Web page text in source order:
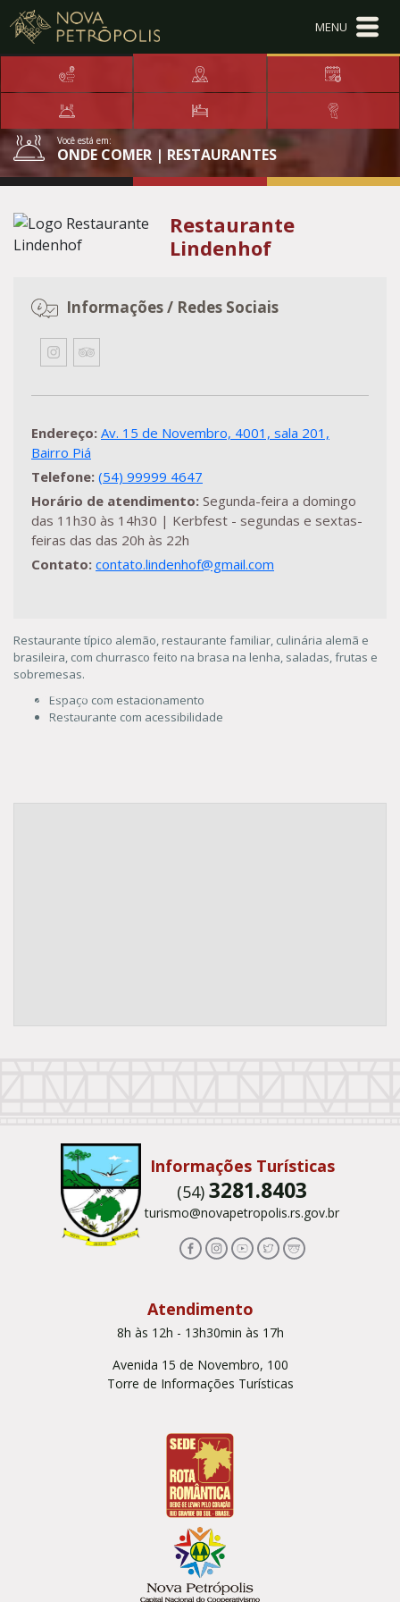
Ir para conteúdo principal
Conteúdo Menu
Conteúdo Principal
Você está em:
ONDE COMER | RESTAURANTES
Restaurante
Lindenhof
Informações / Redes Sociais
Endereço: Av. 15 de Novembro, 4001, sala 201,
Bairro Piá
Telefone: (54) 99999 4647
Horário de atendimento: Segunda-feira a domingo
das 11h30 às 14h30 | Kerbfest - segundas e sextas-
feiras das das 20h às 22h
Contato: contato.lindenhof@gmail.com
Restaurante típico alemão, restaurante familiar, culinária alemã e
brasileira, com churrasco feito na brasa na lenha, saladas, frutas e
sobremesas.
Espaço com estacionamento
Restaurante com acessibilidade
Informações Turísticas
(54)3281.8403
turismo@novapetropolis.rs.gov.br
Atendimento
8h às 12h - 13h30min às 17h
Avenida 15 de Novembro, 100
Torre de Informações Turísticas